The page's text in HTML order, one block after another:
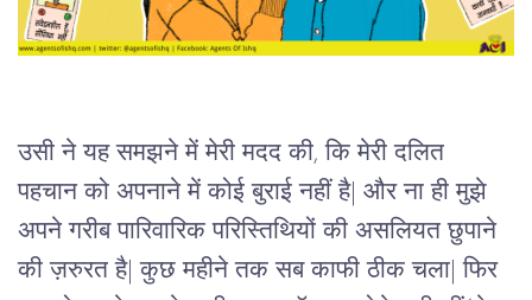
उसी ने यह समझने में मेरी मदद की, कि मेरी दलित
पहचान को अपनाने में कोई बुराई नहीं है| और ना ही मुझे
अपने गरीब पारिवारिक परिस्तिथियों की असलियत छुपाने
की ज़रुरत है| कुछ महीने तक सब काफी ठीक चला| फिर